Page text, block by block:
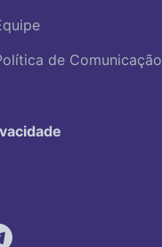
de Comunicação